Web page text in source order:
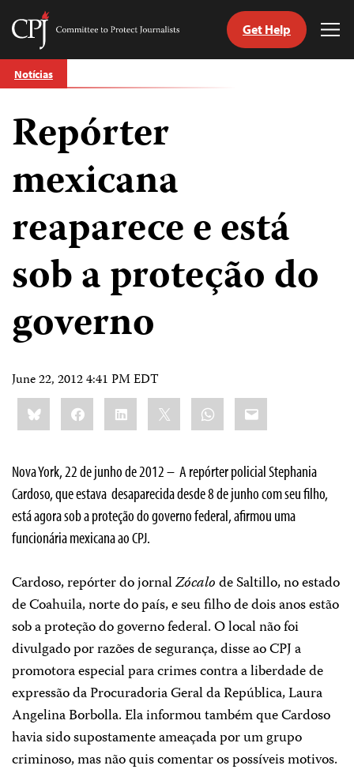
Skip
to
Committee
Journalists
Get Help
Notícias
Repórter
mexicana
reaparece e está
sob a proteção do
governo
June 22, 2012 4:41 PM EDT
Share
this:BlueskyFacebookLinkedIn WhatsApp
Email
Nova York, 22 de junho de 2012 – A repórter policial Stephania
Cardoso, que estava desaparecida desde 8 de junho com seu filho,
está agora sob a proteção do governo federal, afirmou uma
funcionária mexicana ao CPJ.
Cardoso, repórter do jornalZócalode Saltillo, no estado
de Coahuila, norte do país, e seu filho de dois anos estão
sob a proteção do governo federal. O local não foi
divulgado por razões de segurança, disse ao CPJ a
promotora especial para crimes contra a liberdade de
expressão da Procuradoria Geral da República, Laura
Angelina Borbolla. Ela informou também que Cardoso
havia sido supostamente ameaçada por um grupo
criminoso, mas não quis comentar os possíveis motivos.